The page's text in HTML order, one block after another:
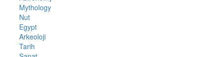
Mythology
Nut
Egypt
Arkeoloji
Tarih